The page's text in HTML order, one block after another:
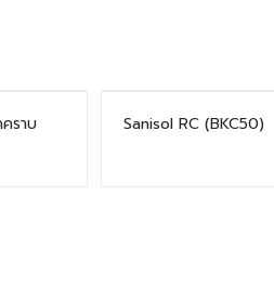
ราบ Sanisol RC (BKC50)